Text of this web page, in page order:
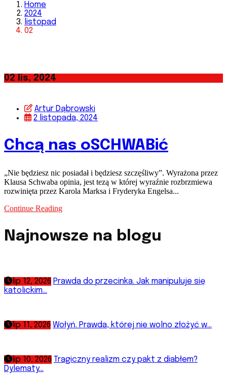
Home
2024
listopad
02
02 lis, 2024
Artur Dąbrowski
2 listopada, 2024
Chcą nas oSCHWABić
„Nie będziesz nic posiadał i będziesz szczęśliwy”. Wyrażona przez
Klausa Schwaba opinia, jest tezą w której wyraźnie rozbrzmiewa
rozwinięta przez Karola Marksa i Fryderyka Engelsa...
Continue Reading
Najnowsze na blogu
lip 12, 2026 Prawda do przecinka. Jak manipuluje się
katolickim...
lip 11, 2026 Wołyń. Prawda, której nie wolno złożyć w...
lip 10, 2026 Tragiczny realizm czy pakt z diabłem?
Dylematy...